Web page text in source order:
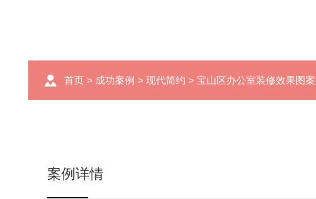
首页 > 成功案例 > 现代简约 > 宝山区办公室装修效果图案
案例详情